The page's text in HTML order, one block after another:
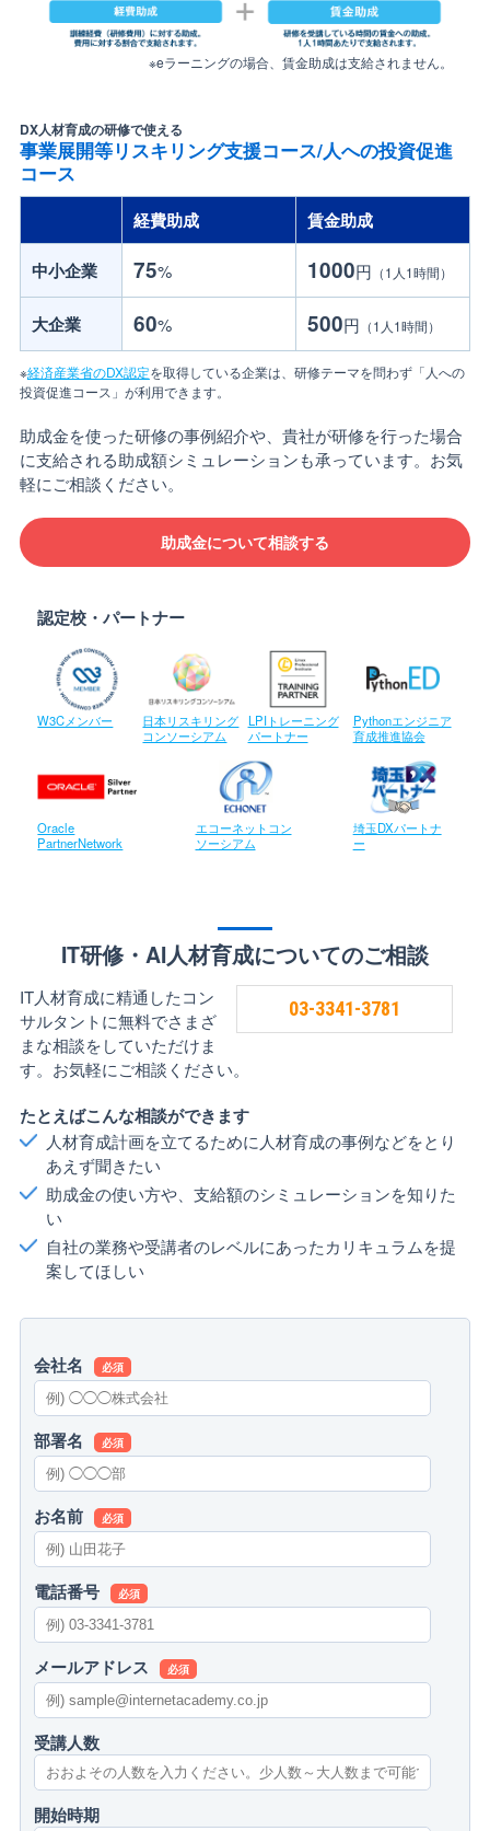
※eラーニングの場合、賃金助成は支給されません。
DX人材育成の研修で使える
事業展開等リスキリング支援コース/人への投資促進
コース
経費助成 賃金助成
中小企業 75% 1000円 （1人1時間）
大企業 60% 500円 （1人1時間）
※経済産業省のDX認定を取得している企業は、研修テーマを問わず「人への
投資促進コース」が利用できます。
助成金を使った研修の事例紹介や、貴社が研修を行った場合
に支給される助成額シミュレーションも承っています。お気
軽にご相談ください。
助成金について相談する
認定校・パートナー
W3Cメンバー
日本リスキリング
コンソーシアム
LPIトレーニング
パートナー
Pythonエンジニア
育成推進協会
Oracle
PartnerNetwork
エコーネットコン
ソーシアム
埼玉DXパートナ
ー
IT研修・AI人材育成についてのご相談
03-3341-3781
IT人材育成に精通したコン
サルタントに無料でさまざ
まな相談をしていただけま
す。お気軽にご相談ください。
たとえばこんな相談ができます
人材育成計画を立てるために人材育成の事例などをとり
あえず聞きたい
助成金の使い方や、支給額のシミュレーションを知りた
い
自社の業務や受講者のレベルにあったカリキュラムを提
案してほしい
会社名 必須
部署名 必須
お名前 必須
電話番号 必須
メールアドレス 必須
受講人数
開始時期